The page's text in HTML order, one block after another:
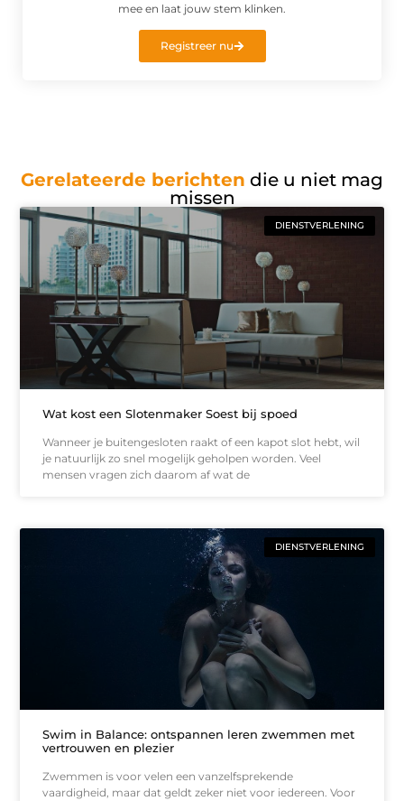
mee en laat jouw stem klinken.
Registreer nu
Gerelateerde berichten die u niet mag
missen
DIENSTVERLENING
Wat kost een Slotenmaker Soest bij spoed
Wanneer je buitengesloten raakt of een kapot slot hebt, wil
je natuurlijk zo snel mogelijk geholpen worden. Veel
mensen vragen zich daarom af wat de
DIENSTVERLENING
Swim in Balance: ontspannen leren zwemmen met
vertrouwen en plezier
Zwemmen is voor velen een vanzelfsprekende
vaardigheid, maar dat geldt zeker niet voor iedereen. Voor